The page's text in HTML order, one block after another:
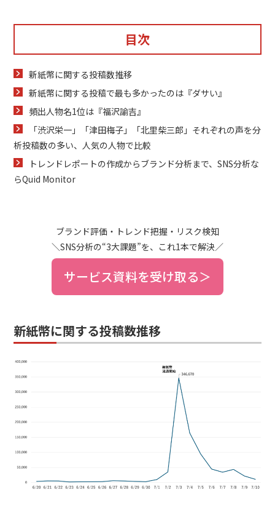
目次
新紙幣に関する投稿数推移
新紙幣に関する投稿で最も多かったのは『ダサい』
頻出人物名1位は『福沢諭吉』
「渋沢栄一」「津田梅子」「北里柴三郎」それぞれの声を分
析投稿数の多い、人気の人物で比較
トレンドレポートの作成からブランド分析まで、SNS分析な
らQuid Monitor
ブランド評価・トレンド把握・リスク検知
＼SNS分析の“3大課題”を、これ1本で解決／
サービス資料を受け取る＞
新紙幣に関する投稿数推移